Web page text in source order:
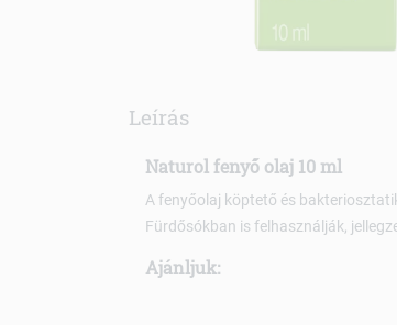
Leírás
Naturol fenyő olaj 10 ml
A fenyőolaj köptető és
Fürdősókban is felhasználják,
Ajánljuk: